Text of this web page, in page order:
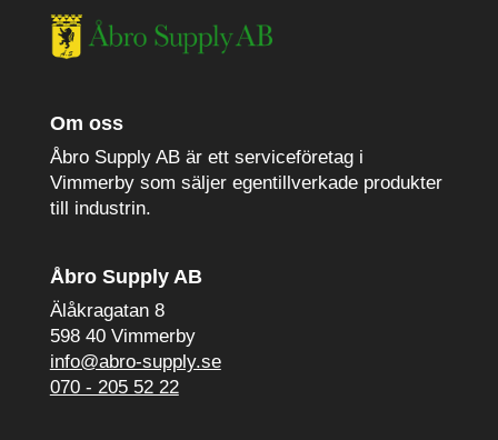
Om oss
Åbro Supply AB är ett serviceföretag i
Vimmerby som säljer egentillverkade produkter
till industrin.
Åbro Supply AB
Älåkragatan 8
598 40 Vimmerby
info@abro-supply.se
070 - 205 52 22